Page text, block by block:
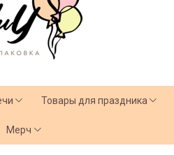
Товары для праздника
Мерч